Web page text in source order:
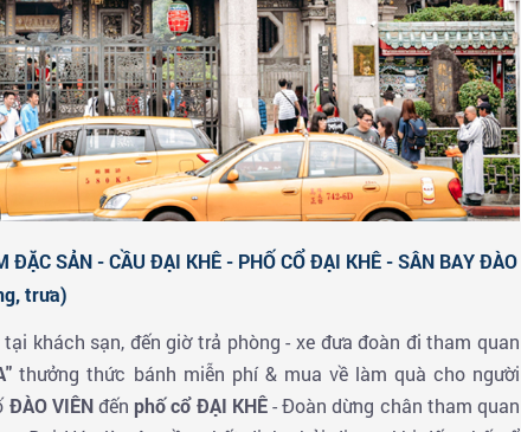
gian hàng, cửa hiệu buôn bán đủ loại mặt hàng từ quần
cầu mua sắm mà còn là nơi vui chơi, giải trí của nhiều lứa
Market, là khu chợ đêm nổi tiếng nhất ở Đài Bắc, nơi mua
và khách du lịch trong và ngoài nước mở cửa đến tận 4-5
ĐẶC SẢN - CẦU ĐẠI KHÊ - PHỐ CỔ ĐẠI KHÊ - SÂN BAY ĐÀO
trưa)
khách sạn, đến giờ trả phòng - xe đưa đoàn đi tham quan
thưởng thức bánh miễn phí & mua về làm quà cho người
ĐÀO VIÊNđến phố cổ ĐẠI KHÊ- Đoàn dừng chân tham quan